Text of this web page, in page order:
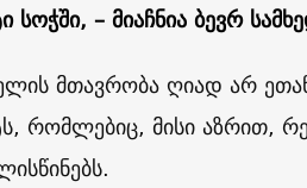
სოჭში, – მიაჩნია ბევრ
მთავრობა ღიად არ
რომლებიც, მისი აზრით,